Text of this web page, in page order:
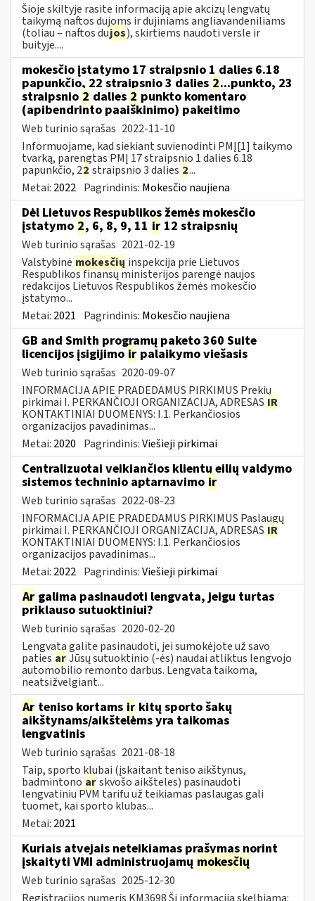
Šioje skiltyje rasite informaciją apie akcizų lengvatų
taikymą naftos dujoms ir dujiniams angliavandeniliams
(toliau – naftos dujos), skirtiems naudoti versle ir
buityje....
mokesčio įstatymo 17 straipsnio 1 dalies 6.18
papunkčio, 22 straipsnio 3 dalies 2...punkto, 23
straipsnio 2 dalies 2 punkto komentaro
(apibendrinto paaiškinimo) pakeitimo
Web turinio sąrašas 2022-11-10
Informuojame, kad siekiant suvienodinti PMĮ[1] taikymo
tvarką, parengtas PMĮ 17 straipsnio 1 dalies 6.18
papunkčio, 22 straipsnio 3 dalies 2...
Metai: 2022 Pagrindinis: Mokesčio naujiena
Dėl Lietuvos Respublikos žemės mokesčio
įstatymo 2, 6, 8, 9, 11 ir 12 straipsnių
Web turinio sąrašas 2021-02-19
Valstybinė mokesčių inspekcija prie Lietuvos
Respublikos finansų ministerijos parengė naujos
redakcijos Lietuvos Respublikos žemės mokesčio
įstatymo...
Metai: 2021 Pagrindinis: Mokesčio naujiena
GB and Smith programų paketo 360 Suite
licencijos įsigijimo ir palaikymo viešasis
Web turinio sąrašas 2020-09-07
INFORMACIJA APIE PRADEDAMUS PIRKIMUS Prekių
pirkimai I. PERKANČIOJI ORGANIZACIJA, ADRESAS IR
KONTAKTINIAI DUOMENYS: I.1. Perkančiosios
organizacijos pavadinimas...
Metai: 2020 Pagrindinis:Viešieji pirkimai
Centralizuotai veikiančios klientų eilių valdymo
sistemos techninio aptarnavimo ir
Web turinio sąrašas 2022-08-23
INFORMACIJA APIE PRADEDAMUS PIRKIMUS Paslaugų
pirkimai I. PERKANČIOJI ORGANIZACIJA, ADRESAS IR
KONTAKTINIAI DUOMENYS: I.1. Perkančiosios
organizacijos pavadinimas...
Metai: 2022 Pagrindinis:Viešieji pirkimai
Ar galima pasinaudoti lengvata, jeigu turtas
priklauso sutuoktiniui?
Web turinio sąrašas 2020-02-20
Lengvata galite pasinaudoti, jei sumokėjote už savo
paties arJūsų sutuoktinio (-ės) naudai atliktus lengvojo
automobilio remonto darbus. Lengvata taikoma,
neatsižvelgiant...
Ar teniso kortams ir kitų sporto šakų
aikštynams/aikštelėms yra taikomas
lengvatinis
Web turinio sąrašas 2021-08-18
Taip, sporto klubai (įskaitant teniso aikštynus,
badmintono arskvošo aikšteles) pasinaudoti
lengvatiniu PVM tarifu už teikiamas paslaugas gali
tuomet, kai sporto klubas...
Metai: 2021
Kuriais atvejais neteikiamas prašymas norint
įskaityti VMI administruojamų mokesčių
Web turinio sąrašas 2025-12-30
Registracijos numeris KM3698 Ši informacija skelbiama: